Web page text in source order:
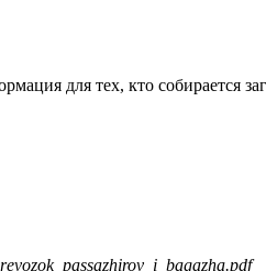
для тех, кто собирается
­evozok_passazhirov_i_bagazha.pdf